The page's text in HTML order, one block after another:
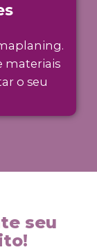
materiais
o seu
seu